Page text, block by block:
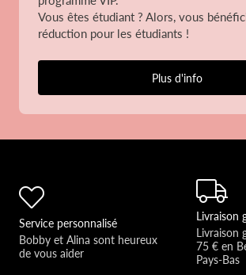
Vous êtes étudiant ? Alors, vous
réduction pour les étudiants !
Plus d'info
Service personnalisé
Bobby et Alina sont heureux
de vous aider
Livraison
Livraison
75 € en
Pays-Bas